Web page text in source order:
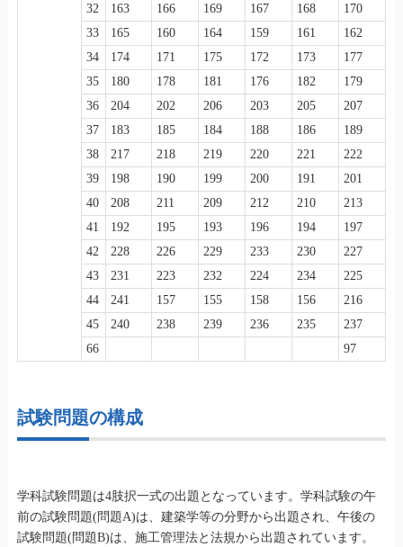
32
163 166 169 167 168
170
33
165 160 164 159 161
162
34
174 171 175 172 173
177
35
180 178 181 176 182
179
36
204 202 206 203 205
207
37
183 185 184 188 186
189
38
217 218 219 220 221
222
39
198 190 199 200 191
201
40
208 211 209 212 210
213
41
192 195 193 196 194
197
42
228 226 229 233 230
227
43
231 223 232 224 234
225
44
241 157 155 158 156
216
45
240 238 239 236 235
237
66
97
試験問題の構成
学科試験問題は4肢択一式の出題となっています。学科試験の午
前の試験問題(問題A)は、建築学等の分野から出題され、午後の
試験問題(問題B)は、施工管理法と法規から出題されています。